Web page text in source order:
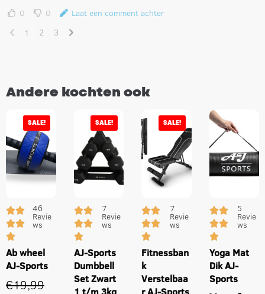
0 0
Laat een comment achter
1
2 3
Andere kochten ook
SALE!
46
Revie
ws
Ab wheel
AJ-Sports
€19,99
SALE!
7
Revie
ws
AJ-Sports
Dumbbell
Set Zwart
1 t/m 3kg
SALE!
7
Revie
ws
Fitnessban
k
Verstelbaa
r AJ-Sports
5
Revie
ws
Yoga Mat
Dik AJ-
Sports